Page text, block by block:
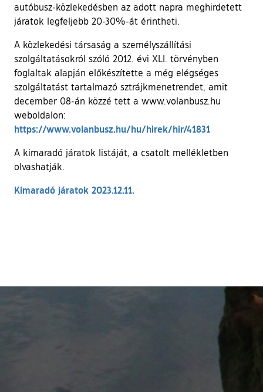
autóbusz-közlekedésben az adott napra meghirdetett
járatok legfeljebb 20-30%-át érintheti.
A közlekedési társaság a személyszállítási
szolgáltatásokról szóló 2012. évi XLI. törvényben
foglaltak alapján előkészítette a még elégséges
szolgáltatást tartalmazó sztrájkmenetrendet, amit
december 08-án közzé tett a www.volanbusz.hu
weboldalon:
https://www.volanbusz.hu/hu/hirek/hir/41831(külső
A kimaradó járatok listáját, a csatolt mellékletben
olvashatják.
Kimaradó járatok 2023.12.11.